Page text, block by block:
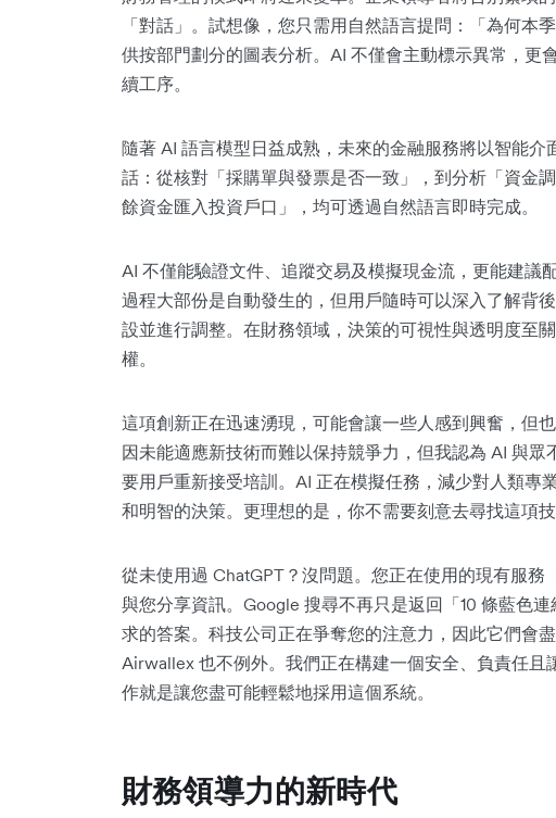
「對話」。試想像，您只需用自然語言提問：「為何本
供按部門劃分的圖表分析。AI 不僅會主動標示異常，更
續工序。
隨著 AI 語言模型日益成熟，未來的金融服務將以智能
話：從核對「採購單與發票是否一致」，到分析「資金
餘資金匯入投資戶口」，均可透過自然語言即時完成。
AI 不僅能驗證文件、追蹤交易及模擬現金流，更能建議
過程大部份是自動發生的，但用戶隨時可以深入了解背
設並進行調整。在財務領域，決策的可視性與透明度
權。
這項創新正在迅速湧現，可能會讓一些人感到興奮，但
因未能適應新技術而難以保持競爭力，但我認為 AI 與
要用戶重新接受培訓。AI 正在模擬任務，減少對人類專
和明智的決策。更理想的是，你不需要刻意去尋找這項技
從未使用過 ChatGPT？沒問題。您正在使用的現有服務
與您分享資訊。Google 搜尋不再只是返回「10 條藍色
求的答案。科技公司正在爭奪您的注意力，因此它們會
Airwallex 也不例外。我們正在構建一個安全、負責任且
作就是讓您盡可能輕鬆地採用這個系統。
財務領導力的新時代